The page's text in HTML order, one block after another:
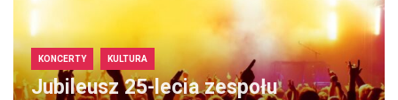
KONCERTY KULTURA
Jubileusz 25-lecia zespołu